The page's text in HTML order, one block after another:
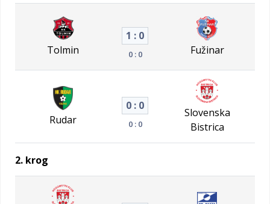
Tolmin
1 : 0
0 : 0 Fužinar
Rudar
0 : 0
0 : 0
Slovenska
Bistrica
2. krog